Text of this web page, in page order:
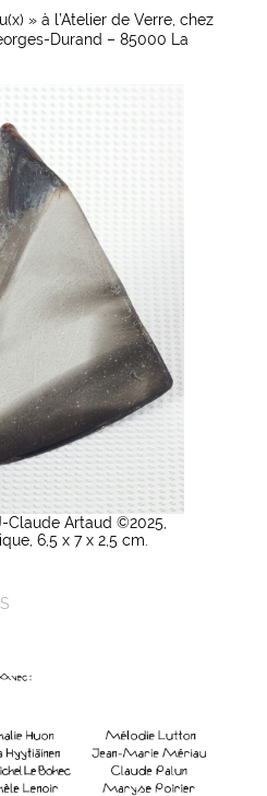
» à l’Atelier de Verre, chez
Durand – 85000 La
Claude Artaud ©2025,
6,5 x 7 x 2,5 cm.